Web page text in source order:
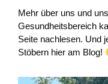
Mehr über uns und
Gesundheitsbereich
Seite nachlesen. Und
Stöbern hier am Blog!